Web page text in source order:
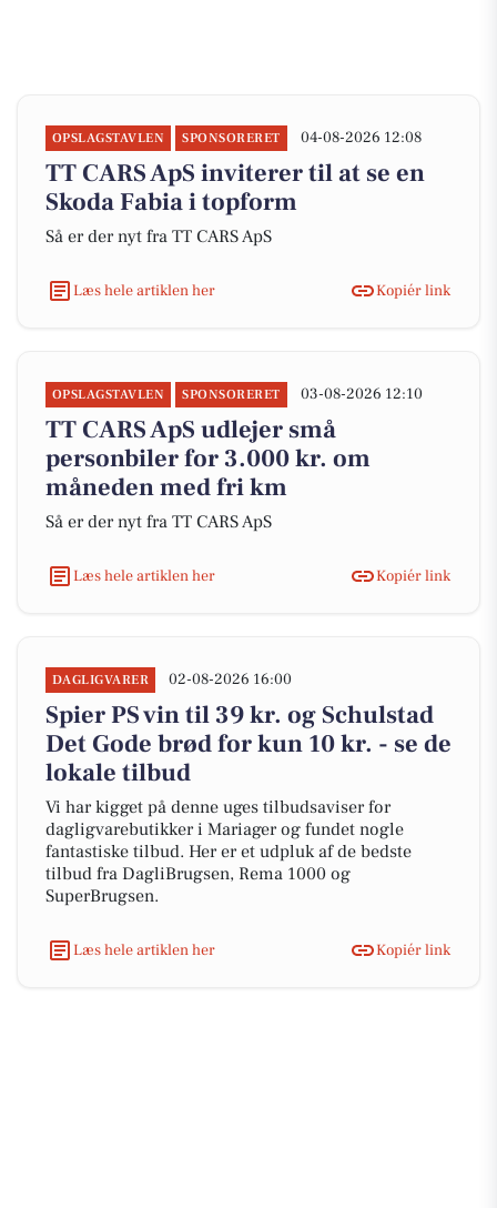
OPSLAGSTAVLEN SPONSORERET 04-08-2026 12:08
TT CARS ApS inviterer til at se en
Skoda Fabia i topform
Så er der nyt fra TT CARS ApS
Læs hele artiklen her Kopiér link
OPSLAGSTAVLEN SPONSORERET 03-08-2026 12:10
TT CARS ApS udlejer små
personbiler for 3.000 kr. om
måneden med fri km
Så er der nyt fra TT CARS ApS
Læs hele artiklen her Kopiér link
DAGLIGVARER 02-08-2026 16:00
Spier PS vin til 39 kr. og Schulstad
Det Gode brød for kun 10 kr. - se de
lokale tilbud
Vi har kigget på denne uges tilbudsaviser for
dagligvarebutikker i Mariager og fundet nogle
fantastiske tilbud. Her er et udpluk af de bedste
tilbud fra DagliBrugsen, Rema 1000 og
SuperBrugsen.
Læs hele artiklen her Kopiér link